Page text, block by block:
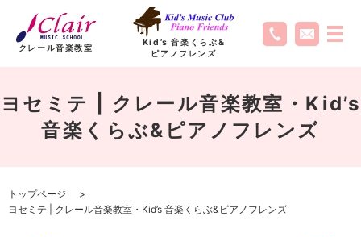
クレール音楽教室
Kid’s 音楽くらぶ&
ピアノフレンズ
ヨセミテ | クレール音楽教室・Kid’s
音楽くらぶ&ピアノフレンズ
トップページ
ヨセミテ | クレール音楽教室・Kid’s 音楽くらぶ&ピアノフレンズ